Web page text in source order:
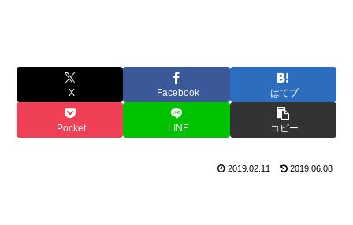
X Facebook はてブ
Pocket LINE コピー
2019.02.11 2019.06.08